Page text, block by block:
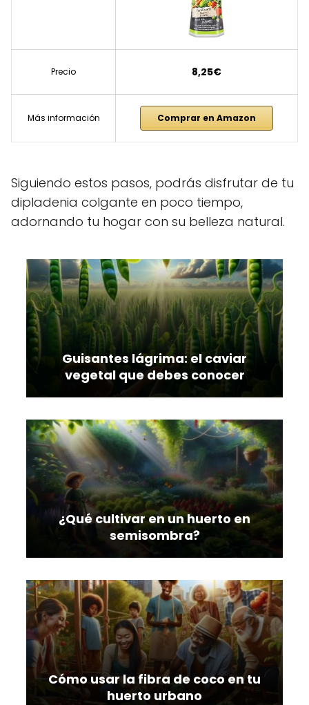
Precio 8,25€
Más información Comprar en Amazon
Siguiendo estos pasos, podrás disfrutar de tu
dipladenia colgante en poco tiempo,
adornando tu hogar con su belleza natural.
Guisantes lágrima: el caviar
vegetal que debes conocer
¿Qué cultivar en un huerto en
semisombra?
Cómo usar la fibra de coco en tu
huerto urbano